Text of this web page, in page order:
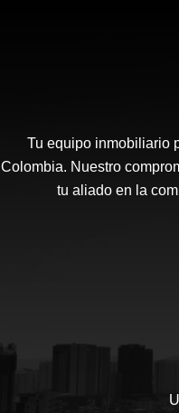
Tu equipo inmobiliario
Colombia. Nuestro
tu aliado en la